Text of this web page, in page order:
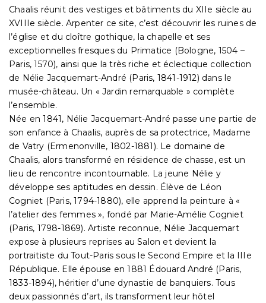
Chaalis réunit des vestiges et bâtiments du XIIe siècle au
XVIIIe siècle. Arpenter ce site, c’est découvrir les ruines de
l’église et du cloître gothique, la chapelle et ses
exceptionnelles fresques du Primatice (Bologne, 1504 –
Paris, 1570), ainsi que la très riche et éclectique collection
de Nélie Jacquemart-André (Paris, 1841-1912) dans le
musée-château. Un « Jardin remarquable » complète
l’ensemble.
Née en 1841, Nélie Jacquemart-André passe une partie de
son enfance à Chaalis, auprès de sa protectrice, Madame
de Vatry (Ermenonville, 1802-1881). Le domaine de
Chaalis, alors transformé en résidence de chasse, est un
lieu de rencontre incontournable. La jeune Nélie y
développe ses aptitudes en dessin. Élève de Léon
Cogniet (Paris, 1794-1880), elle apprend la peinture à «
l’atelier des femmes », fondé par Marie-Amélie Cogniet
(Paris, 1798-1869). Artiste reconnue, Nélie Jacquemart
expose à plusieurs reprises au Salon et devient la
portraitiste du Tout-Paris sous le Second Empire et la IIIe
République. Elle épouse en 1881 Édouard André (Paris,
1833-1894), héritier d’une dynastie de banquiers. Tous
deux passionnés d’art, ils transforment leur hôtel